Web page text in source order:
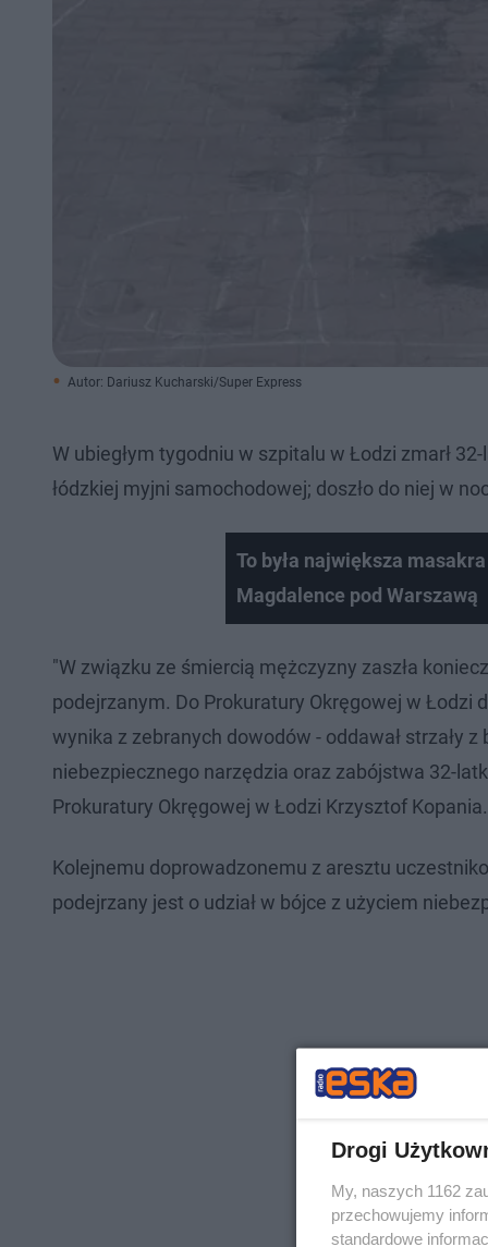
Autor: Dariusz Kucharski/Super Express
W ubiegłym tygodniu w szpitalu w Łodzi zmarł
łódzkiej myjni samochodowej; doszło do niej w
To była największa
Magdalence pod Warszawą
"W związku ze śmiercią mężczyzny zaszła
podejrzanym. Do Prokuratury Okręgowej w Łodzi
wynika z zebranych dowodów - oddawał strzały
niebezpiecznego narzędzia oraz zabójstwa 32-
Prokuratury Okręgowej w Łodzi Krzysztof Kopania.
Kolejnemu doprowadzonemu z aresztu
podejrzany jest o udział w bójce z użyciem
Drogi
My, naszych 1162
przechowujemy
standardowe